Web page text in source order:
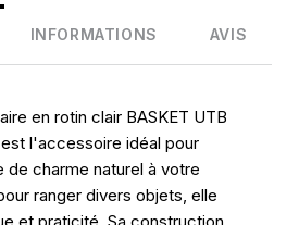
INFORMATIONS AVIS
en rotin clair BASKET UTB
l'accessoire idéal pour
de charme naturel à votre
ranger divers objets, elle